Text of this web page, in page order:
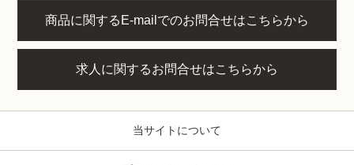
商品に関するE-mailでのお問合せはこちらから
求人に関するお問合せはこちらから
当サイトについて